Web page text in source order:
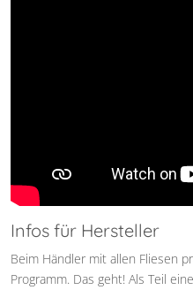
Infos für Hersteller
Beim Händler mit allen Fliesen
Programm. Das geht! Als Teil